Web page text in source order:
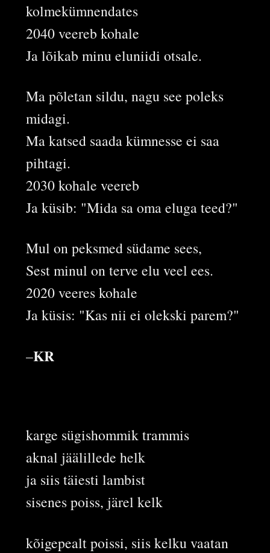
kolmekümnendates
2040 veereb kohale
Ja lõikab minu eluniidi otsale.
Ma põletan sildu, nagu see poleks
midagi.
Ma katsed saada kümnesse ei saa
pihtagi.
2030 kohale veereb
Ja küsib: "Mida sa oma eluga teed?"
Mul on peksmed südame sees,
Sest minul on terve elu veel ees.
2020 veeres kohale
Ja küsis: "Kas nii ei olekski parem?"
–KR
karge sügishommik trammis
aknal jäälillede helk
ja siis täiesti lambist
sisenes poiss, järel kelk
kõigepealt poissi, siis kelku vaatan